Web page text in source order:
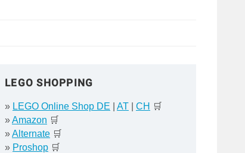
LEGO SHOPPING
» LEGO Online Shop DE AT| CH 🛒
»Amazon 🛒
»Alternate🛒
» Proshop🛒